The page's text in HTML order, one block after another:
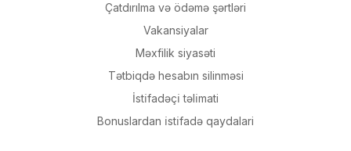
Çatdırılma və ödəmə şərtləri
Vakansiyalar
Məxfilik siyasəti
Tətbiqdə hesabın silinməsi
İsti̇fadəçi̇ təli̇mati
Bonuslardan i̇sti̇fadə qaydalari